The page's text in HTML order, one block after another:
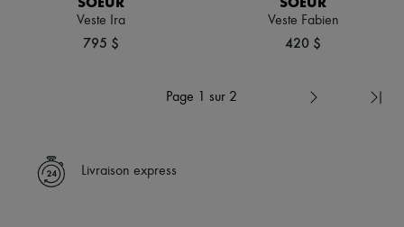
Veste Ira
795 $
Veste Fabien
420 $
Page 1 sur 2
Livraison express